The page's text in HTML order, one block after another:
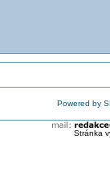
Powered by
Stránka